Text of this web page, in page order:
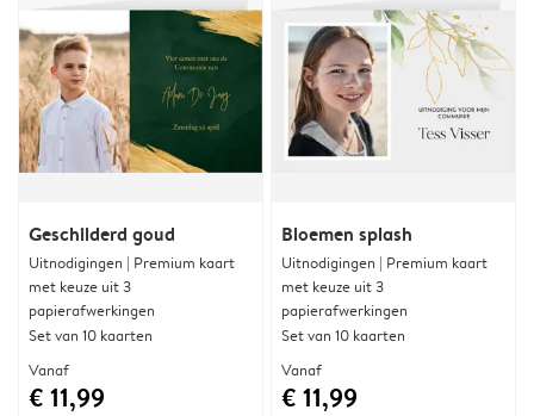
Geschilderd goud
Uitnodigingen | Premium kaart
met keuze uit 3
papierafwerkingen
Set van 10 kaarten
Vanaf
€ 11,99
Bloemen splash
Uitnodigingen | Premium kaart
met keuze uit 3
papierafwerkingen
Set van 10 kaarten
Vanaf
€ 11,99